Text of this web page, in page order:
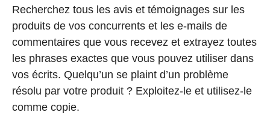
Recherchez tous les avis et témoignages sur les
produits de vos concurrents et les e-mails de
commentaires que vous recevez et extrayez toutes
les phrases exactes que vous pouvez utiliser dans
vos écrits. Quelqu’un se plaint d’un problème
résolu par votre produit ? Exploitez-le et utilisez-le
comme copie.